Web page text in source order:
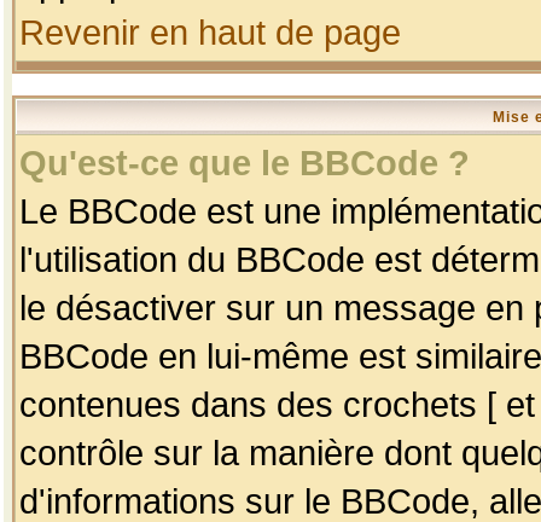
Revenir en haut de page
Mise
Qu'est-ce que le BBCode ?
Le BBCode est une
l'utilisation du BBCode est
le désactiver sur un message
BBCode en lui-même est
contenues dans des crochets [
contrôle sur la manière dont
d'informations sur le BBCode,